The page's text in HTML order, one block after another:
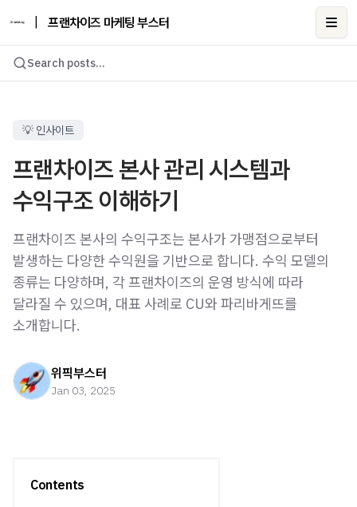
프랜차이즈 마케팅 부스터
Search posts...
💡 인사이트
프랜차이즈 본사 관리 시스템과
수익구조 이해하기
프랜차이즈 본사의 수익구조는 본사가 가맹점으로부터
발생하는 다양한 수익원을 기반으로 합니다. 수익 모델의
종류는 다양하며, 각 프랜차이즈의 운영 방식에 따라
달라질 수 있으며, 대표 사례로 CU와 파리바게뜨를
소개합니다.
위픽부스터
Jan 03, 2025
Contents